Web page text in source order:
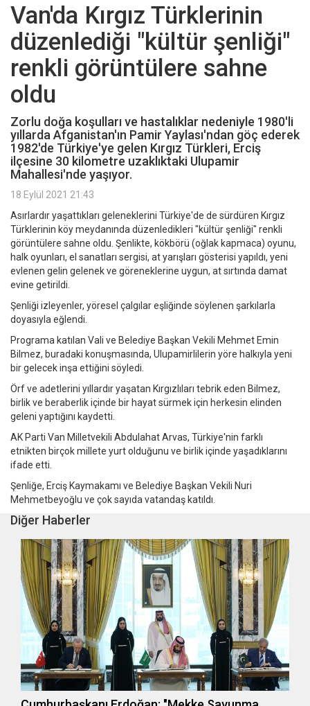
Van'da Kırgız Türklerinin
düzenlediği "kültür şenliği"
renkli görüntülere sahne
oldu
Zorlu doğa koşulları ve hastalıklar nedeniyle 1980'li
yıllarda Afganistan'ın Pamir Yaylası'ndan göç ederek
1982'de Türkiye'ye gelen Kırgız Türkleri, Erciş
ilçesine 30 kilometre uzaklıktaki Ulupamir
Mahallesi'nde yaşıyor.
18 Eylül 2021 21:43
Asırlardır yaşattıkları geleneklerini Türkiye'de de sürdüren Kırgız
Türklerinin köy meydanında düzenledikleri "kültür şenliği" renkli
görüntülere sahne oldu. Şenlikte, kökbörü (oğlak kapmaca) oyunu,
halk oyunları, el sanatları sergisi, at yarışları gösterisi yapıldı, yeni
evlenen gelin gelenek ve göreneklerine uygun, at sırtında damat
evine getirildi.
Şenliği izleyenler, yöresel çalgılar eşliğinde söylenen şarkılarla
doyasıyla eğlendi.
Programa katılan Vali ve Belediye Başkan Vekili Mehmet Emin
Bilmez, buradaki konuşmasında, Ulupamirlilerin yöre halkıyla yeni
bir gelecek inşa ettiğini söyledi.
Örf ve adetlerini yıllardır yaşatan Kırgızlıları tebrik eden Bilmez,
birlik ve beraberlik içinde bir hayat sürmek için herkesin elinden
geleni yaptığını kaydetti.
AK Parti Van Milletvekili Abdulahat Arvas, Türkiye'nin farklı
etnikten birçok millete yurt olduğunu ve birlik içinde yaşadıklarını
ifade etti.
Şenliğe, Erciş Kaymakamı ve Belediye Başkan Vekili Nuri
Mehmetbeyoğlu ve çok sayıda vatandaş katıldı.
Diğer Haberler